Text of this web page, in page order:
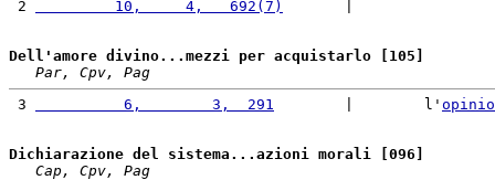
2
         10,     4,   692(7)
Dell'amore divino...mezzi per acquistarlo [105]
Par, Cpv, Pag
3
          6,        3,  291
        |        l'
Dichiarazione del sistema...azioni morali [096]
Cap, Cpv, Pag